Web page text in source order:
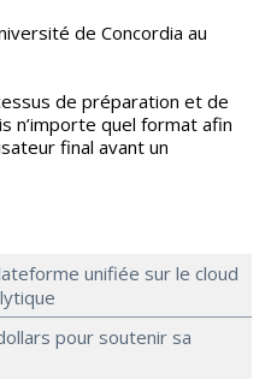
de Concordia au
de préparation et de
n’importe quel format afin
final avant un
unifiée sur le cloud
pour soutenir sa